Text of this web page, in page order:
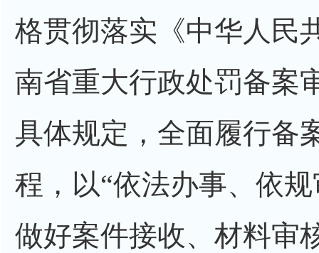
格贯彻落实《中华人民
南省重大行政处罚备案
具体规定，全面履行备
程，以“依法办事、依
做好案件接收、材料审